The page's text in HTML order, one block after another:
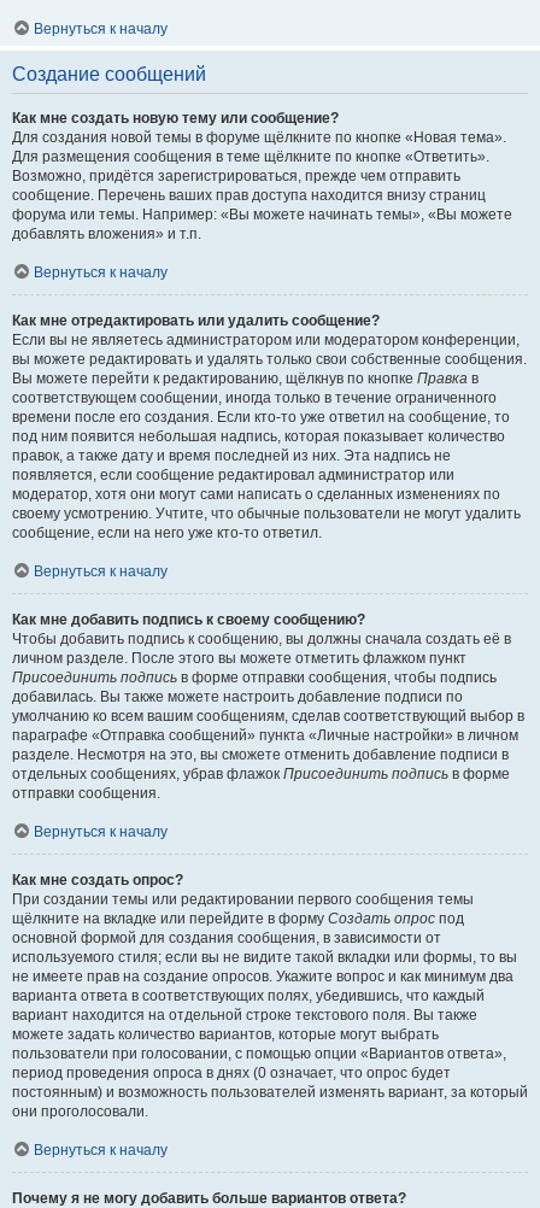
Вернуться к началу
Создание сообщений
Как мне создать новую тему или сообщение?
Для создания новой темы в форуме щёлкните по кнопке «Новая тема».
Для размещения сообщения в теме щёлкните по кнопке «Ответить».
Возможно, придётся зарегистрироваться, прежде чем отправить
сообщение. Перечень ваших прав доступа находится внизу страниц
форума или темы. Например: «Вы можете начинать темы», «Вы можете
добавлять вложения» и т.п.
Вернуться к началу
Как мне отредактировать или удалить сообщение?
Если вы не являетесь администратором или модератором конференции,
вы можете редактировать и удалять только свои собственные сообщения.
Вы можете перейти к редактированию, щёлкнув по кнопке Правка в
соответствующем сообщении, иногда только в течение ограниченного
времени после его создания. Если кто-то уже ответил на сообщение, то
под ним появится небольшая надпись, которая показывает количество
правок, а также дату и время последней из них. Эта надпись не
появляется, если сообщение редактировал администратор или
модератор, хотя они могут сами написать о сделанных изменениях по
своему усмотрению. Учтите, что обычные пользователи не могут удалить
сообщение, если на него уже кто-то ответил.
Вернуться к началу
Как мне добавить подпись к своему сообщению?
Чтобы добавить подпись к сообщению, вы должны сначала создать её в
личном разделе. После этого вы можете отметить флажком пункт
Присоединить подпись в форме отправки сообщения, чтобы подпись
добавилась. Вы также можете настроить добавление подписи по
умолчанию ко всем вашим сообщениям, сделав соответствующий выбор в
параграфе «Отправка сообщений» пункта «Личные настройки» в личном
разделе. Несмотря на это, вы сможете отменить добавление подписи в
отдельных сообщениях, убрав флажок Присоединить подпись в форме
отправки сообщения.
Вернуться к началу
Как мне создать опрос?
При создании темы или редактировании первого сообщения темы
щёлкните на вкладке или перейдите в форму Создать опрос под
основной формой для создания сообщения, в зависимости от
используемого стиля; если вы не видите такой вкладки или формы, то вы
не имеете прав на создание опросов. Укажите вопрос и как минимум два
варианта ответа в соответствующих полях, убедившись, что каждый
вариант находится на отдельной строке текстового поля. Вы также
можете задать количество вариантов, которые могут выбрать
пользователи при голосовании, с помощью опции «Вариантов ответа»,
период проведения опроса в днях (0 означает, что опрос будет
постоянным) и возможность пользователей изменять вариант, за который
они проголосовали.
Вернуться к началу
Почему я не могу добавить больше вариантов ответа?